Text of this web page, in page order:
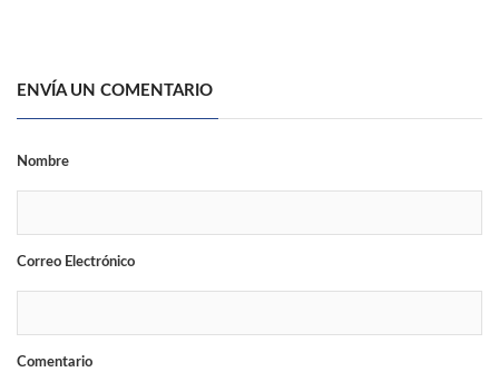
ENVÍA UN COMENTARIO
Nombre
Correo Electrónico
Comentario